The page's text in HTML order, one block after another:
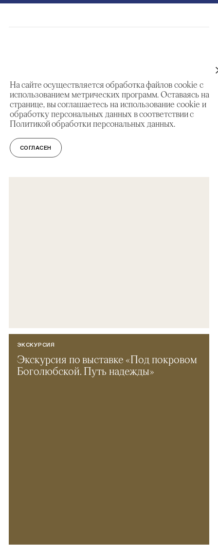
На сайте осуществляется обработка файлов cookie с
использованием метрических программ. Оставаясь на
странице, вы соглашаетесь на использование cookie и
обработку персональных данных в соответствии с
Политикой обработки персональных данных.
СОГЛАСЕН
СМОТРИТЕ ТАКЖЕ
ВЫСТАВКИ
Где у Дворца бочка, лемех и прапор?
ЭКСКУРСИЯ
Экскурсия по выставке «Под покровом
Боголюбской. Путь надежды»